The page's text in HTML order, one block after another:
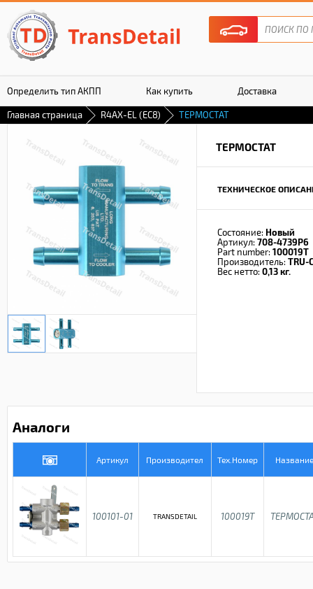
Определить тип АКПП Как купить Доставка
Гарантия
Главная страница R4AX-EL (EC8) ТЕРМОСТАТ
ТЕРМОСТАТ
ТЕХНИЧЕСКОЕ
Состояние: Новый
Артикул: 708-4739P6
Part number: 100019T
Производитель: TRU-
Вес нетто: 0,13 кг.
Аналоги
Артикул Производител Тех.Номер
100101-01 TRANSDETAIL 100019T